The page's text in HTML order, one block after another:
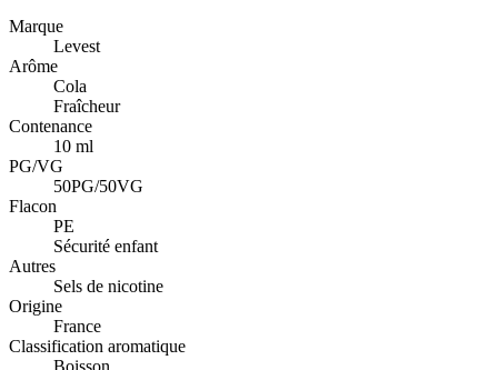
Marque
Levest
Arôme
Cola
Fraîcheur
Contenance
10 ml
PG/VG
50PG/50VG
Flacon
PE
Sécurité enfant
Autres
Sels de nicotine
Origine
France
Classification aromatique